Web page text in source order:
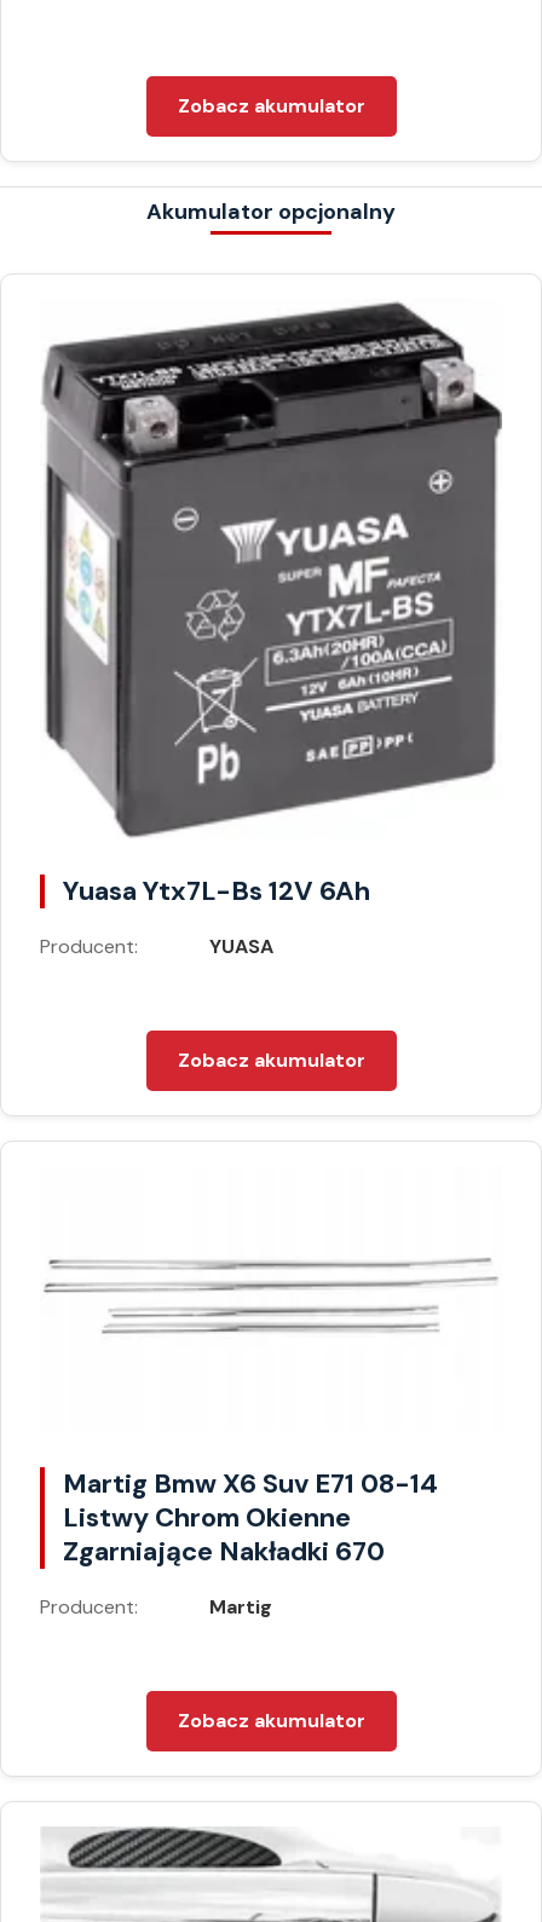
Zobacz akumulator
Akumulator opcjonalny
Yuasa Ytx7L-Bs 12V 6Ah
Producent: YUASA
Zobacz akumulator
Martig Bmw X6 Suv E71 08-14
Listwy Chrom Okienne
Zgarniające Nakładki 670
Producent: Martig
Zobacz akumulator